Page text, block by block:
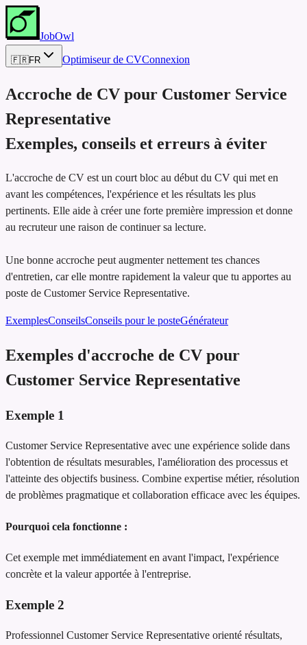
JobOwl
🇫🇷FR Optimiseur de CVConnexion
Accroche de CV pour Customer Service
Representative
Exemples, conseils et erreurs à éviter
L'accroche de CV est un court bloc au début du CV qui met en
avant les compétences, l'expérience et les résultats les plus
pertinents. Elle aide à créer une forte première impression et donne
au recruteur une raison de continuer sa lecture.
Une bonne accroche peut augmenter nettement tes chances
d'entretien, car elle montre rapidement la valeur que tu apportes au
poste de Customer Service Representative.
ExemplesConseilsConseils pour le posteGénérateur
Exemples d'accroche de CV pour
Customer Service Representative
Exemple 1
Customer Service Representative avec une expérience solide dans
l'obtention de résultats mesurables, l'amélioration des processus et
l'atteinte des objectifs business. Combine expertise métier, résolution
de problèmes pragmatique et collaboration efficace avec les équipes.
Pourquoi cela fonctionne :
Cet exemple met immédiatement en avant l'impact, l'expérience
concrète et la valeur apportée à l'entreprise.
Exemple 2
Professionnel Customer Service Representative orienté résultats,